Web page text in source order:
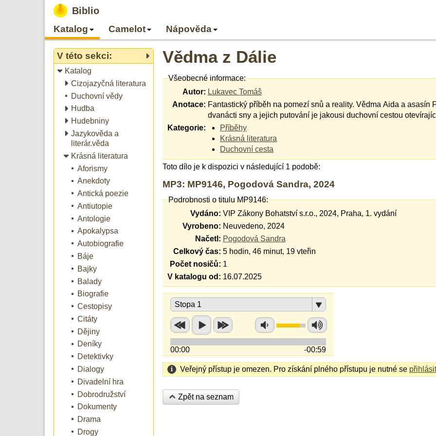
Biblio
Katalog Camelot Nápověda
V této sekci:
Katalog
Cizojazyčná literatura
Duchovní vědy
Hudba
Hudebniny
Jazykověda a
literár.věda
Krásná literatura
Aforismy
Anekdoty
Antická poezie
Antiutopie
Antologie
Apokalypsa
Autobiografie
Báje
Bajky
Balady
Biografie
Cestopisy
Citáty
Dějiny
Deníky
Detektivky
Dialogy
Divadelní hra
Dobrodružství
Dokumenty
Drama
Drogy
Vědma z Dálie
Všeobecné informace:
Autor: Lukavec Tomáš
Anotace: Fantastický příběh na pomezí snů a reality. Vědma Aida a asasín
dvanácti sny a jejich putování je jakousi duchovní cestou
Kategorie:
Příběhy
Krásná literatura
Duchovní cesta
Toto dílo je k dispozici v následující 1 podobě:
MP3: MP9146, Pogodová Sandra, 2024
Podrobnosti o titulu MP9146:
Vydáno: VIP Zákony Bohatství s.r.o., 2024, Praha, 1. vydání
Vyrobeno: Neuvedeno, 2024
Načetl: Pogodová Sandra
Celkový čas: 5 hodin, 46 minut, 19 vteřin
Počet nosičů: 1
V katalogu od: 16.07.2025
Stopa 1
00:00 -00:59
Veřejný přístup je omezen. Pro získání plného přístupu je nutné se přihlásit
Zpět na seznam